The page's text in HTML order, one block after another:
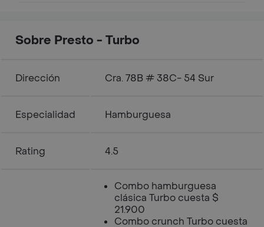
Sobre Presto - Turbo
Dirección Cra. 78B # 38C- 54 Sur
Especialidad Hamburguesa
Rating 4.5
Combo hamburguesa
clásica Turbo cuesta $
21.900
Combo crunch Turbo cuesta